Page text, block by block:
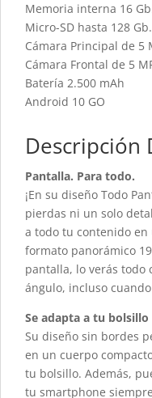
Memoria interna 16
Micro-SD hasta 128 Gb.
Cámara Principal de 5
Cámara Frontal de 5
Batería 2.500 mAh
Android 10 GO
Descripción
Pantalla. Para todo.
¡En su diseño Todo
pierdas ni un solo
a todo tu contenido en
formato panorámico
pantalla, lo verás
ángulo, incluso
Se adapta a tu bolsillo
Su diseño sin bordes
en un cuerpo
tu bolsillo. Además,
tu smartphone